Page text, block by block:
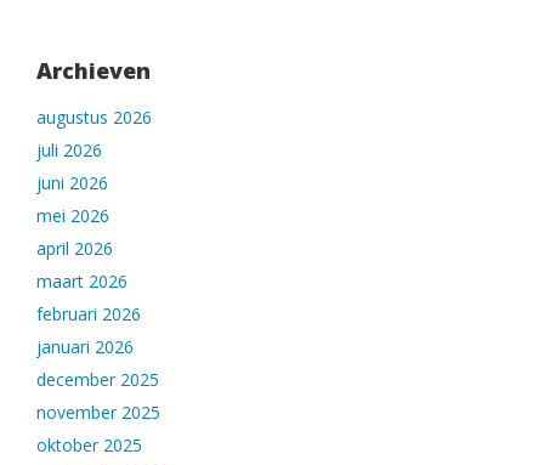
Archieven
augustus 2026
juli 2026
juni 2026
mei 2026
april 2026
maart 2026
februari 2026
januari 2026
december 2025
november 2025
oktober 2025